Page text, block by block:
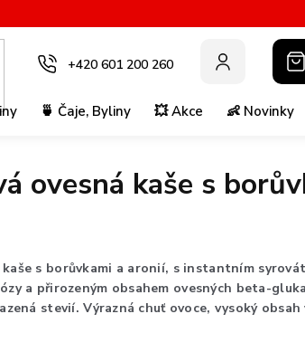
+420 601 200 260
🍵 Čaje, Byliny 💥 Akce 👶 Novinky
ovesná kaše s
s borůvkami a aronií, s instantním
a přirozeným obsahem ovesných beta-
stevií. Výrazná chuť ovoce, vysoký obsah